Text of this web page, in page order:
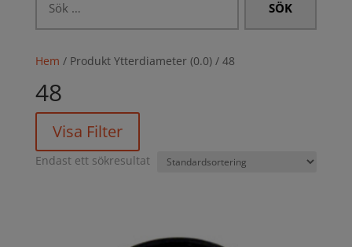
efter:
Hem / Produkt Ytterdiameter (0.0) / 48
48
Visa Filter
Endast ett sökresultat